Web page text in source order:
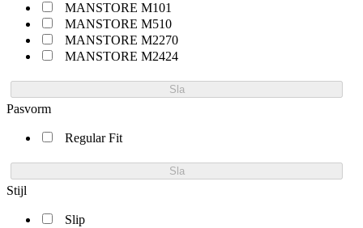
MANSTORE M101
MANSTORE M510
MANSTORE M2270
MANSTORE M2424
Sla
Pasvorm
Regular Fit
Sla
Stijl
Slip